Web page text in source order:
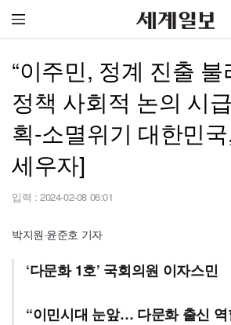
“이주민, 정계 진출
정책 사회적 논의 시
획-소멸위기 대한민
세우자]
입력 : 2024-02-08 06:01
박지원·윤준호 기자
‘다문화 1호’ 국회의원 이자스민
“이민시대 눈앞… 다문화 출신